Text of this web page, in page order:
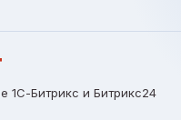
1С-Битрикс и Битрикс24